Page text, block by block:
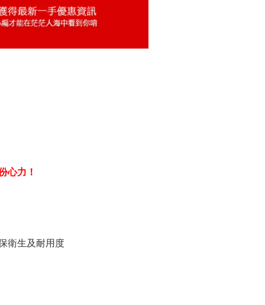
心力！
衛生及耐用度